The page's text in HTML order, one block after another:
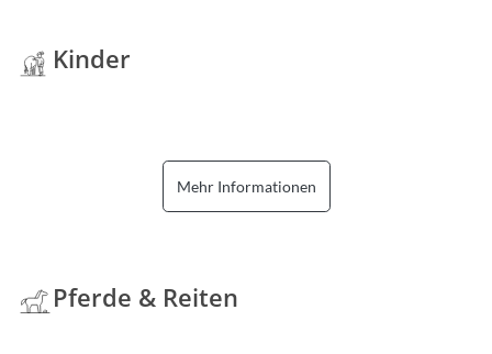
Kinder
Mehr Informationen
Pferde & Reiten